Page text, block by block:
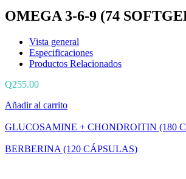
OMEGA 3-6-9 (74
Vista general
Especificaciones
Productos Relacionados
Q255.00
Añadir al carrito
GLUCOSAMINE + CHONDROITIN (180
BERBERINA (120 CÁPSULAS)